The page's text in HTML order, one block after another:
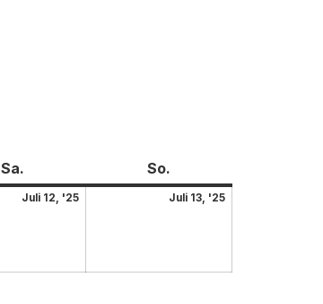
Sa. So.
Juli 12, '25 Juli 13, '25